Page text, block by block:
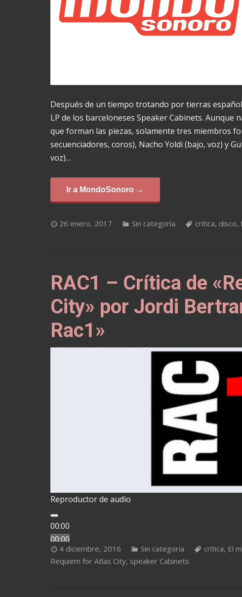
Después de un tiempo trotando por tierras
LP de los barceloneses Speaker Cabinets. Aunque
que forman las piezas, solamente tres miembros
secuenciadores, coros), Nacho Yoldi (bajo, voz) y
voz)…
Ir a MondoSonoro →
26 enero, 2017 Sin categoría crítica, disco,
RAC1 – Crítica de
City» por Jordi
Rac1»
Reproductor de audio
00:00
00:00
00:004 diciembre, 2016 Sin categoría crítica, El
Requiem for Atlas City, speaker Cabinets